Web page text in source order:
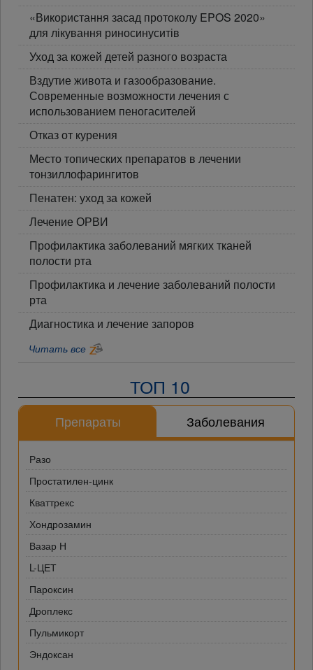
«Використання засад протоколу EPOS 2020»
для лікування риносинуситів
Уход за кожей детей разного возраста
Вздутие живота и газообразование.
Современные возможности лечения с
использованием пеногасителей
Отказ от курения
Место топических препаратов в лечении
тонзиллофарингитов
Пенатен: уход за кожей
Лечение ОРВИ
Профилактика заболеваний мягких тканей
полости рта
Профилактика и лечение заболеваний полости
рта
Диагностика и лечение запоров
Читать все
ТОП 10
Препараты Заболевания
Разо
Простатилен-цинк
Кваттрекс
Хондрозамин
Вазар Н
L-ЦЕТ
Пароксин
Дроплекс
Пульмикорт
Эндоксан